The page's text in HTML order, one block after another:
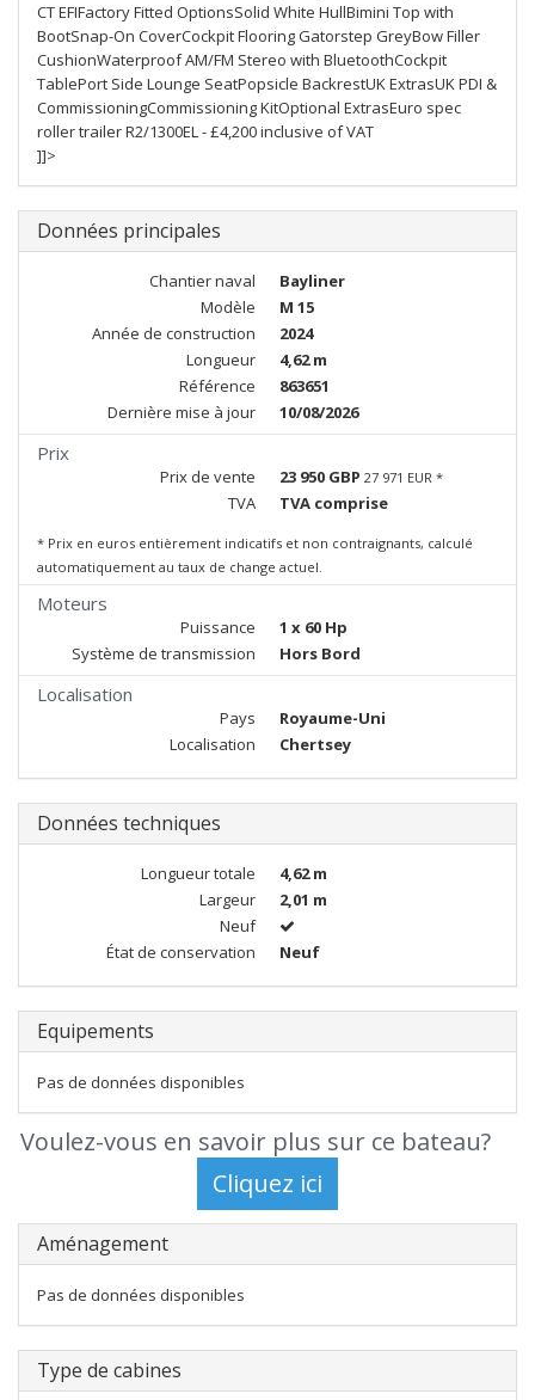
CT EFIFactory Fitted OptionsSolid White HullBimini Top with
BootSnap-On CoverCockpit Flooring Gatorstep GreyBow Filler
CushionWaterproof AM/FM Stereo with BluetoothCockpit
TablePort Side Lounge SeatPopsicle BackrestUK ExtrasUK PDI &
CommissioningCommissioning KitOptional ExtrasEuro spec
roller trailer R2/1300EL - £4,200 inclusive of VAT
]]>
Données principales
Chantier naval
Bayliner
Modèle
M 15
Année de construction
2024
Longueur
4,62 m
Référence
863651
Dernière mise à jour
10/08/2026
Prix
Prix de vente 23 950 GBP 27 971 EUR *
TVA TVA comprise
* Prix en euros entièrement indicatifs et non contraignants, calculé
automatiquement au taux de change actuel.
Moteurs
Puissance
1 x 60 Hp
Système de transmission
Hors Bord
Localisation
Pays
Royaume-Uni
Localisation
Chertsey
Données techniques
Longueur totale
4,62 m
Largeur
2,01 m
Neuf
État de conservation
Neuf
Equipements
Pas de données disponibles
Voulez-vous en savoir plus sur ce bateau?
Aménagement
Pas de données disponibles
Type de cabines